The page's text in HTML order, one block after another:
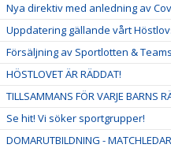
Nya direktiv med anledning av
Uppdatering gällande vårt
Försäljning av Sportlotten &
HÖSTLOVET ÄR RÄDDAT!
TILLSAMMANS FÖR VARJE BARNS
Se hit! Vi söker sportgrupper!
DOMARUTBILDNING -